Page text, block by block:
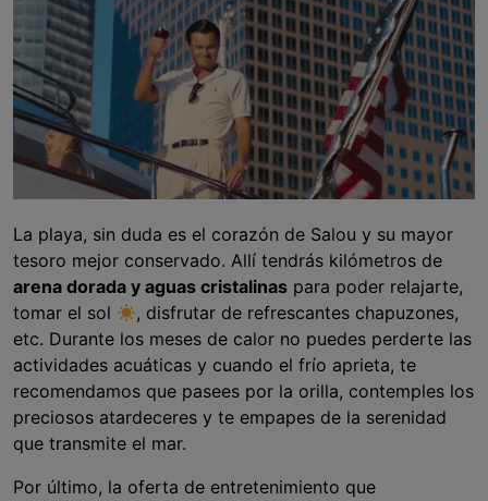
La playa, sin duda es el corazón de Salou y su mayor
tesoro mejor conservado. Allí tendrás kilómetros de
arena dorada y aguas cristalinas para poder relajarte,
tomar el sol
, disfrutar de refrescantes chapuzones,
etc. Durante los meses de calor no puedes perderte las
actividades acuáticas y cuando el frío aprieta, te
recomendamos que pasees por la orilla, contemples los
preciosos atardeceres y te empapes de la serenidad
que transmite el mar.
Por último, la oferta de entretenimiento que